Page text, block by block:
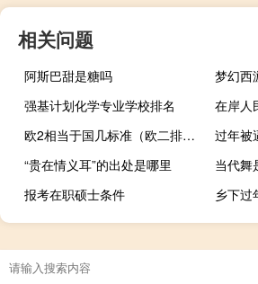
相关问题
阿斯巴甜是糖吗
梦幻西
强基计划化学专业学校排名
欧2相当于国几标准（欧二排放标准是国几）
过年被
“贵在情义耳”的出处是哪里
当代舞
报考在职硕士条件
乡下过